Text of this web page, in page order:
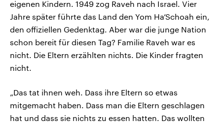
eigenen Kindern. 1949 zog Raveh nach Israel. Vier
Jahre später führte das Land den Yom Ha’Schoah ein,
den offiziellen Gedenktag. Aber war die junge Nation
schon bereit für diesen Tag? Familie Raveh war es
nicht. Die Eltern erzählten nichts. Die Kinder fragten
nicht.
„Das tat ihnen weh. Dass ihre Eltern so etwas
mitgemacht haben. Dass man die Eltern geschlagen
hat und dass sie nichts zu essen hatten. Das wollten